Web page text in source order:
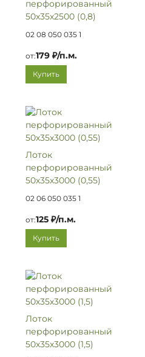
перфорированный
50х35х2500 (0,8)
02 08 050 035 1
от:179 ₽/п.м.
Купить
Лоток
перфорированный
50х35х3000 (0,55)
02 06 050 035 1
от:125 ₽/п.м.
Купить
Лоток
перфорированный
50х35х3000 (1,5)